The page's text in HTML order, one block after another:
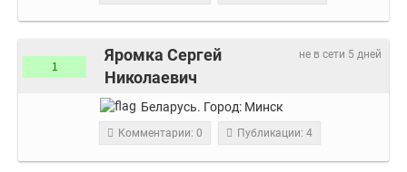
не в сети 5 дней
Яромка Сергей
Николаевич
1
Беларусь. Город: Минск
Комментарии: 0 Публикации: 4